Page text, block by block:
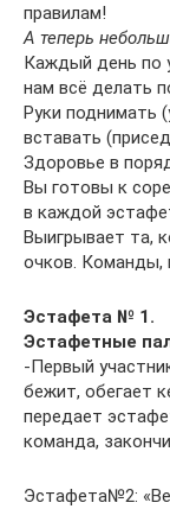
правилам!
А теперь
Каждый день по
нам всё делать
Руки поднимать
вставать
Здоровье в
Вы готовы к
в каждой
Выигрывает та,
очков. Команды,
Эстафета № 1.
Эстафетные
-Первый
бежит, обегает
передает
команда,
Эстафета№2: